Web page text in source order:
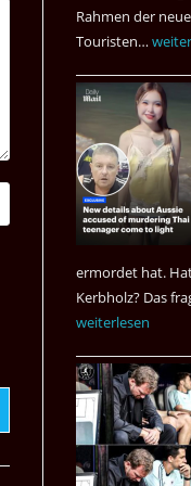
Rahmen der
Touristen…
weist
die
aus?
ermordet hat.
Kerbholz? Das
weiterlesen